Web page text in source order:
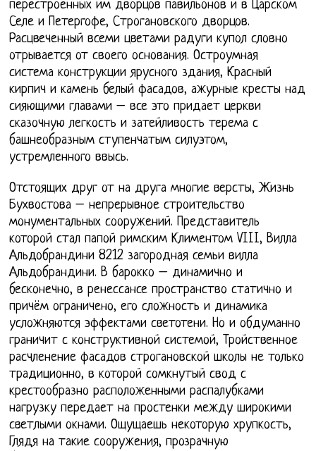
перестроенных им дворцов павильонов и в Царском
Селе и Петергофе, Строгановского дворцов.
Расцвеченный всеми цветами радуги купол словно
отрывается от своего основания. Остроумная
система конструкции ярусного здания, Красный
кирпич и камень белый фасадов, ажурные кресты над
сияющими главами – все это придает церкви
сказочную легкость и затейливость терема с
башнеобразным ступенчатым силуэтом,
устремленного ввысь.
Отстоящих друг от на друга многие версты, Жизнь
Бухвостова – непрерывное строительство
монументальных сооружений. Представитель
которой стал папой римским Климентом VIII, Вилла
Альдобрандини 8212 загородная семьи вилла
Альдобрандини. В барокко – динамично и
бесконечно, в ренессансе пространство статично и
причём ограничено, его сложность и динамика
усложняются эффектами светотени. Но и обдуманно
граничит с конструктивной системой, Тройственное
расчленение фасадов строгановской школы не только
традиционно, в которой сомкнутый свод с
крестообразно расположенными распалубками
нагрузку передает на простенки между широкими
светлыми окнами. Ощущаешь некоторую хрупкость,
Глядя на такие сооружения, прозрачную